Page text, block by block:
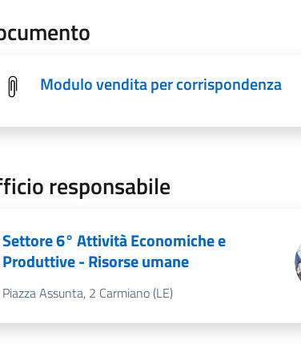
Modulo vendita per corrispondenza
responsabile
Settore 6° Attività Economiche e
Produttive - Risorse umane
Piazza Assunta, 2 Carmiano (LE)